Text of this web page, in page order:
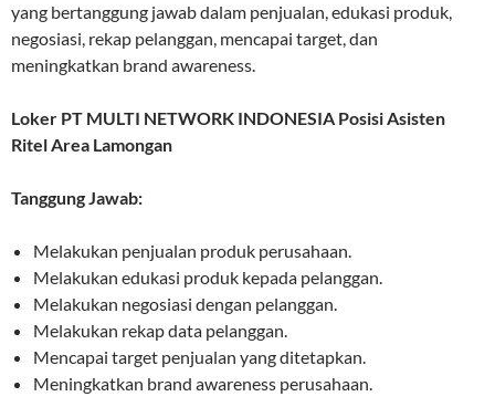
yang bertanggung jawab dalam penjualan, edukasi produk,
negosiasi, rekap pelanggan, mencapai target, dan
meningkatkan brand awareness.
Loker PT MULTI NETWORK INDONESIA Posisi Asisten
Ritel Area Lamongan
Tanggung Jawab:
Melakukan penjualan produk perusahaan.
Melakukan edukasi produk kepada pelanggan.
Melakukan negosiasi dengan pelanggan.
Melakukan rekap data pelanggan.
Mencapai target penjualan yang ditetapkan.
Meningkatkan brand awareness perusahaan.